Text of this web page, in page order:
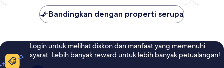
Bandingkan dengan properti serupa
Login untuk melihat diskon dan manfaat yang memenuhi
syarat. Lebih banyak reward untuk lebih banyak petualangan!